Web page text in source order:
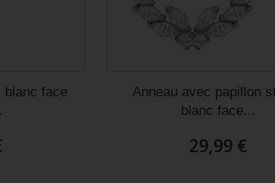
blanc face
Anneau avec papillon
blanc face...
29,99 €